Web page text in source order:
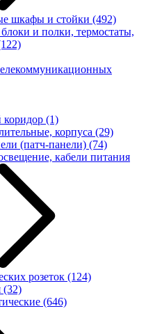
шкафы и стойки (492)
и полки, термостаты,
(1)
корпуса (29)
(патч-панели) (74)
кабели питания
розеток (124)
(32)
(646)